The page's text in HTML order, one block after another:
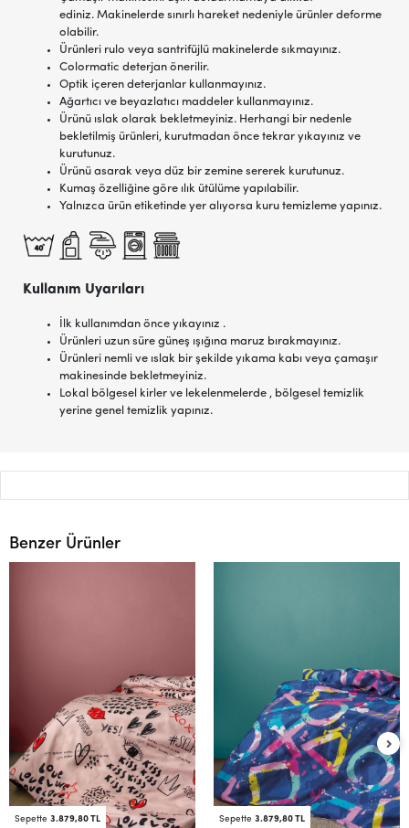
ediniz. Makinelerde sınırlı hareket nedeniyle ürünler deforme
olabilir.
Ürünleri rulo veya santrifüjlü makinelerde sıkmayınız.
Colormatic deterjan önerilir.
Optik içeren deterjanlar kullanmayınız.
Ağartıcı ve beyazlatıcı maddeler kullanmayınız.
Ürünü ıslak olarak bekletmeyiniz. Herhangi bir nedenle
bekletilmiş ürünleri, kurutmadan önce tekrar yıkayınız ve
kurutunuz.
Ürünü asarak veya düz bir zemine sererek kurutunuz.
Kumaş özelliğine göre ılık ütülüme yapılabilir.
Yalnızca ürün etiketinde yer alıyorsa kuru temizleme yapınız.
Kullanım Uyarıları
İlk kullanımdan önce yıkayınız .
Ürünleri uzun süre güneş ışığına maruz bırakmayınız.
Ürünleri nemli ve ıslak bir şekilde yıkama kabı veya çamaşır
makinesinde bekletmeyiniz.
Lokal bölgesel kirler ve lekelenmelerde , bölgesel temizlik
yerine genel temizlik yapınız.
Benzer Ürünler
Sepette 3.879,80 TL Sepette 3.879,80 TL